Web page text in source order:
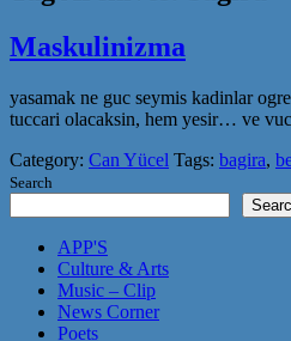
Maskulinizma
yasamak ne guc seymis kadinlar
tuccari olacaksin, hem yesir… ve
Category: Can Yücel Tags: bagira,
Search
APP'S
Culture & Arts
Music – Clip
News Corner
Poets